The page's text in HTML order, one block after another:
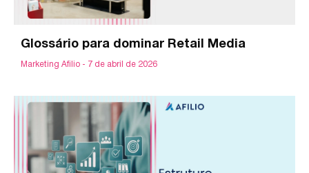
Glossário para dominar Retail Media
Marketing Afilio 7 de abril de 2026